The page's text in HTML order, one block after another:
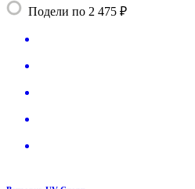
Подели по 2 475 ₽